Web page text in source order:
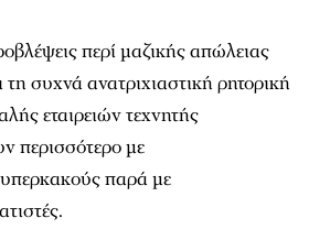
περί μαζικής απώλειας
συχνά ανατριχιαστική ρητορική
εταιρειών τεχνητής
περισσότερο με
παρά με